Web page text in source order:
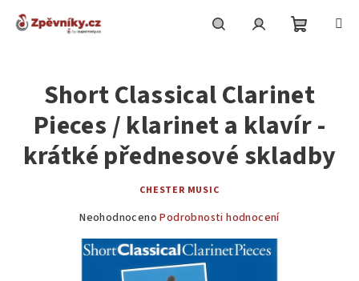
košík
Short Classical Clarinet
Pieces / klarinet a klavír -
krátké přednesové skladby
CHESTER MUSIC
Průměrné
produktu
Neohodnoceno Podrobnosti hodnocení